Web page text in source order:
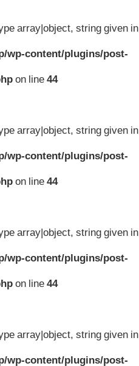
array|object, string given in
wp-content/plugins/post-
on line44
array|object, string given in
wp-content/plugins/post-
on line44
array|object, string given in
wp-content/plugins/post-
on line44
array|object, string given in
wp-content/plugins/post-